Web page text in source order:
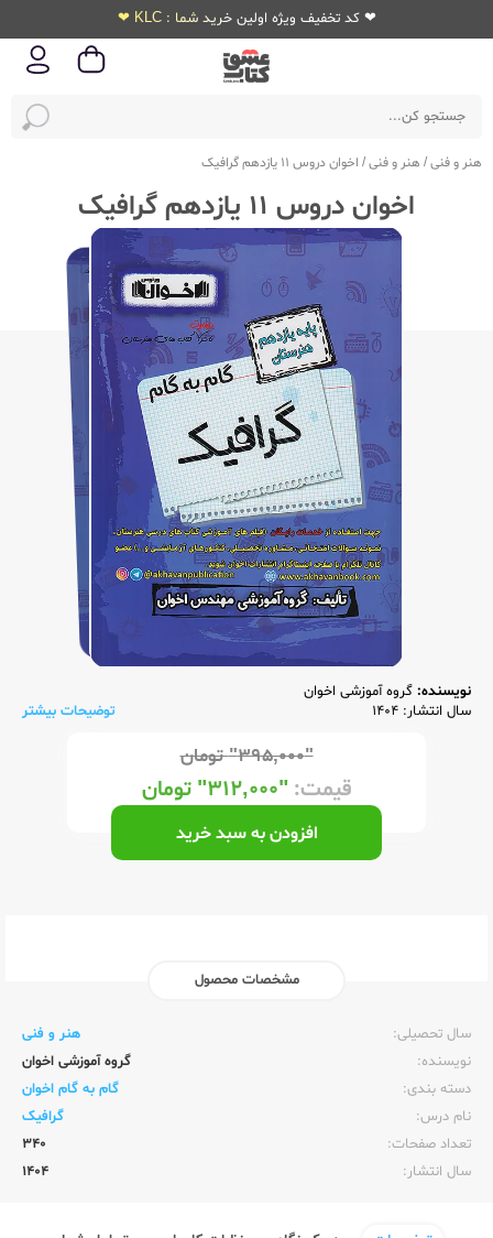
❤ کد تخفیف ویژه اولین خرید شما : KLC ❤
هنر و فنی/ هنر و فنی/ اخوان دروس 11 یازدهم گرافیک
اخوان دروس 11 یازدهم گرافیک
نویسنده: گروه آموزشی اخوان
سال انتشار: 1404
توضیحات بیشتر
"۳۹۵,۰۰۰" تومان
قیمت:"۳۱۲,۰۰۰" تومان
افزودن به سبد خرید
مشخصات محصول
سال تحصیلی:‌
هنر و فنی
نویسنده:‌
گروه آموزشی اخوان
دسته بندی:
گام به گام اخوان
نام درس:
گرافیک
تعداد صفحات:‌
340
سال انتشار:‌
1404